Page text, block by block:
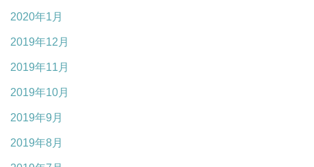
2020年1月
2019年12月
2019年11月
2019年10月
2019年9月
2019年8月